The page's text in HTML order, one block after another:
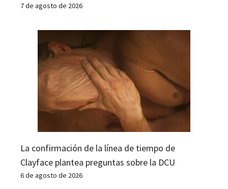
7 de agosto de 2026
La confirmación de la línea de tiempo de
Clayface plantea preguntas sobre la DCU
6 de agosto de 2026